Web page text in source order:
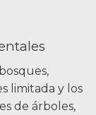
limitada y los
de árboles,